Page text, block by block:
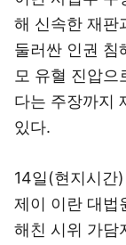
해 신속한 재판
둘러싼 인권 침
모 유혈 진압
다는 주장까지
있다.
14일(현지시간
제이 이란 대법
해친 시위 가담